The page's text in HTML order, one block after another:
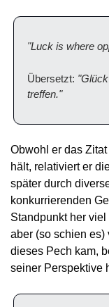
"Luck is where
Übersetzt:
treffen."
Obwohl er das
hält, relativiert er
später durch
konkurrierenden
Standpunkt her
aber (so schien es)
dieses Pech kam,
seiner Perspektive